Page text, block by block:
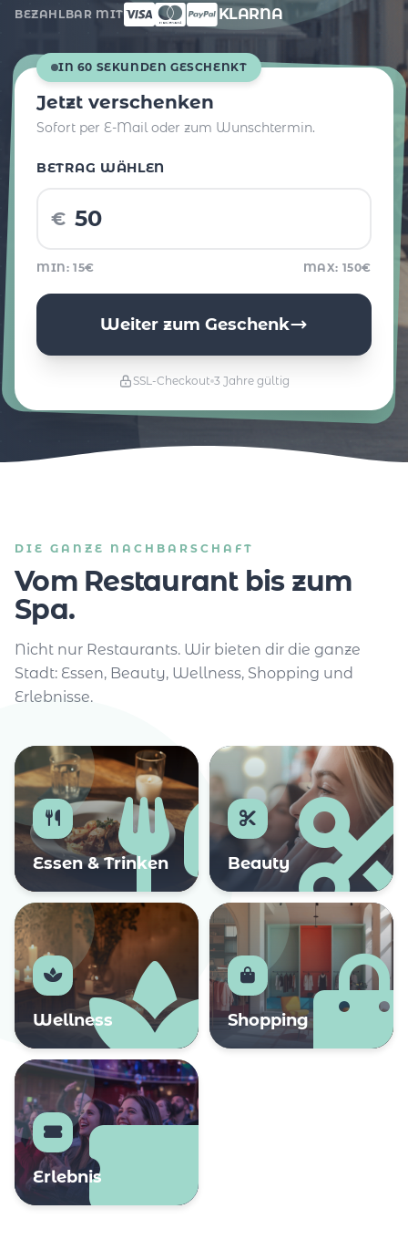
BEZAHLBAR MIT KLARNA
IN 60 SEKUNDEN GESCHENKT
Jetzt verschenken
Sofort per E-Mail oder zum Wunschtermin.
BETRAG WÄHLEN
€
MIN: 15€ MAX: 150€
Weiter zum Geschenk
SSL-Checkout 3 Jahre gültig
DIE GANZE NACHBARSCHAFT
Vom Restaurant bis zum
Spa.
Nicht nur Restaurants. Wir bieten dir die ganze
Stadt: Essen, Beauty, Wellness, Shopping und
Erlebnisse.
Essen & Trinken Beauty
Wellness Shopping
Erlebnis